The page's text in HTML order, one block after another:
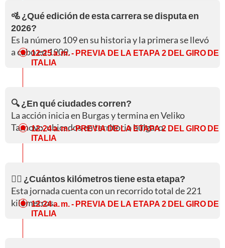
🚵 ¿Qué edición de esta carrera se disputa en
2026?
Es la número 109 en su historia y la primera se llevó
a cabo en 1909.
12:25 a. m.- PREVIA DE LA ETAPA 2 DEL GIRO DE
ITALIA
🔍 ¿En qué ciudades corren?
La acción inicia en Burgas y termina en Veliko
Tarnovo, ubicados en territorio búlgaro.
12:24 a. m.- PREVIA DE LA ETAPA 2 DEL GIRO DE
ITALIA
🚵‍♀️ ¿Cuántos kilómetros tiene esta etapa?
Esta jornada cuenta con un recorrido total de 221
kilómetros.
12:24 a. m.- PREVIA DE LA ETAPA 2 DEL GIRO DE
ITALIA